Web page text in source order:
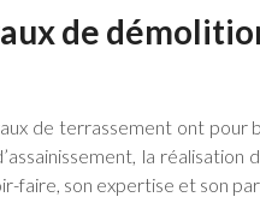
de
de terrassement ont pour
la réalisation
faire, son expertise et son